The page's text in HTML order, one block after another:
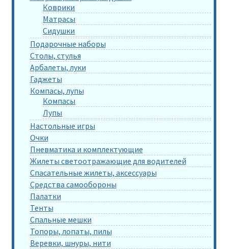
Коврики
Матрасы
Сидушки
Подарочные наборы
Столы, стулья
Арбалеты, луки
Гаджеты
Компасы, лупы
Компасы
Лупы
Настольные игры
Очки
Пневматика и комплектующие
Жилеты светоотражающие для водителей
Спасательные жилеты, аксессуары
Средства самообороны
Палатки
Тенты
Спальные мешки
Топоры, лопаты, пилы
Веревки, шнуры, нити